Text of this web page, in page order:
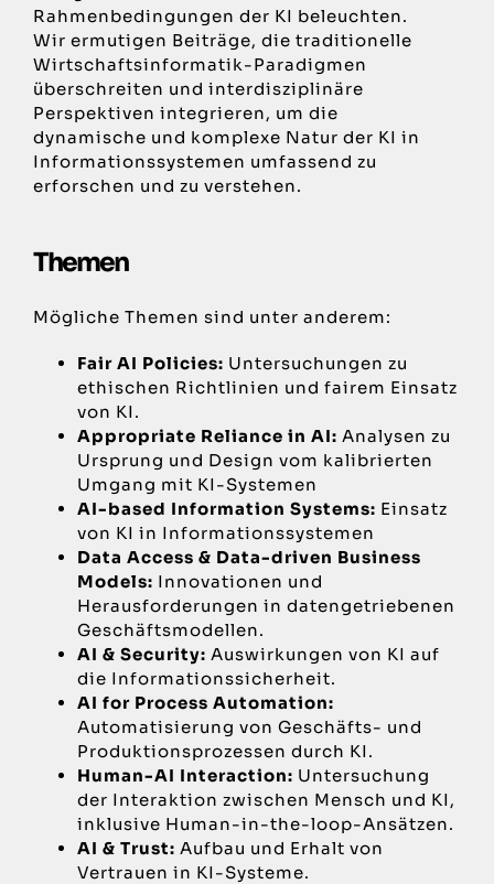
Rahmenbedingungen der KI beleuchten.
Wir ermutigen Beiträge, die traditionelle
Wirtschaftsinformatik-Paradigmen
überschreiten und interdisziplinäre
Perspektiven integrieren, um die
dynamische und komplexe Natur der KI in
Informationssystemen umfassend zu
erforschen und zu verstehen.
Themen
Mögliche Themen sind unter anderem:
Fair AI Policies: Untersuchungen zu
ethischen Richtlinien und fairem Einsatz
von KI.
Appropriate Reliance in AI: Analysen zu
Ursprung und Design vom kalibrierten
Umgang mit KI-Systemen
AI-based Information Systems: Einsatz
von KI in Informationssystemen
Data Access & Data-driven Business
Models: Innovationen und
Herausforderungen in datengetriebenen
Geschäftsmodellen.
AI & Security: Auswirkungen von KI auf
die Informationssicherheit.
AI for Process Automation:
Automatisierung von Geschäfts- und
Produktionsprozessen durch KI.
Human-AI Interaction: Untersuchung
der Interaktion zwischen Mensch und KI,
inklusive Human-in-the-loop-Ansätzen.
AI & Trust: Aufbau und Erhalt von
Vertrauen in KI-Systeme.